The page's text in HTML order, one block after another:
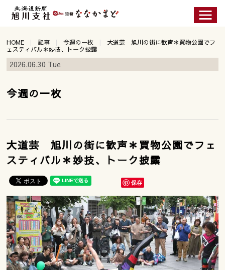
HOME 記事 今週の一枚
大道芸 旭川の街に歓声＊買物公園でフ
ェスティバル＊妙技、トーク披露
2026.06.30 Tue
今週の一枚
大道芸 旭川の街に歓声＊買物公園でフェ
スティバル＊妙技、トーク披露
保存